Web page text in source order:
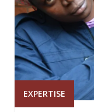
EXPERTISE